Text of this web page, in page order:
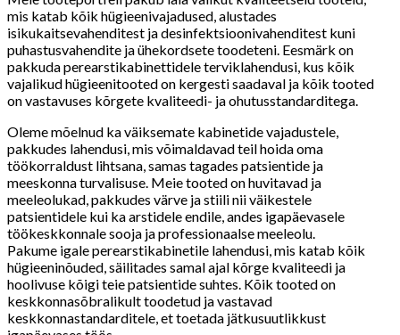
mis katab kõik hügieenivajadused, alustades
isikukaitsevahenditest ja desinfektsioonivahenditest kuni
puhastusvahendite ja ühekordsete toodeteni. Eesmärk on
pakkuda perearstikabinettidele terviklahendusi, kus kõik
vajalikud hügieenitooted on kergesti saadaval ja kõik tooted
on vastavuses kõrgete kvaliteedi- ja ohutusstandarditega.
Oleme mõelnud ka väiksemate kabinetide vajadustele,
pakkudes lahendusi, mis võimaldavad teil hoida oma
töökorraldust lihtsana, samas tagades patsientide ja
meeskonna turvalisuse. Meie tooted on huvitavad ja
meeleolukad, pakkudes värve ja stiili nii väikestele
patsientidele kui ka arstidele endile, andes igapäevasele
töökeskkonnale sooja ja professionaalse meeleolu.
Pakume igale perearstikabinetile lahendusi, mis katab kõik
hügieeninõuded, säilitades samal ajal kõrge kvaliteedi ja
hoolivuse kõigi teie patsientide suhtes. Kõik tooted on
keskkonnasõbralikult toodetud ja vastavad
keskkonnastandarditele, et toetada jätkusuutlikkust